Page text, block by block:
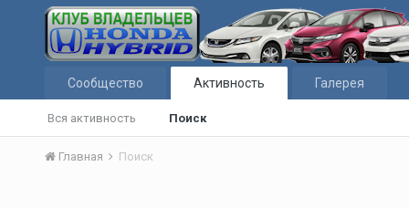
Сообщество Активность
Вся активность Поиск
Галерея
Главная Поиск